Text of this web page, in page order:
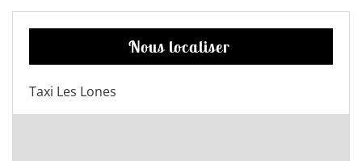
Nous localiser
Taxi Les Lones